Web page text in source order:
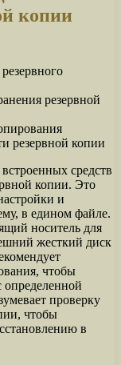
копии
резервной
резервной копии
средств
копии. Это
и
в едином файле.
носитель для
жесткий диск
чтобы
определенной
проверку
чтобы
в